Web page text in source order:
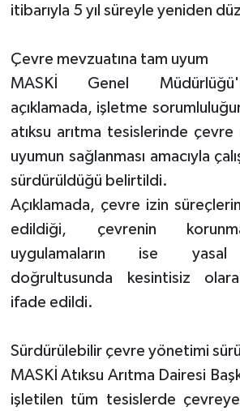
itibarıyla 5 yıl süreyle yeniden
Çevre mevzuatına tam uyum
MASKİ Genel
açıklamada, işletme
atıksu arıtma tesislerinde çevre
uyumun sağlanması amacıyla
sürdürüldüğü belirtildi.
Açıklamada, çevre izin
edildiği, çevrenin
uygulamaların ise yasal
doğrultusunda kesintisiz
ifade edildi.
Sürdürülebilir çevre yönetimi
MASKİ Atıksu Arıtma Dairesi
işletilen tüm tesislerde